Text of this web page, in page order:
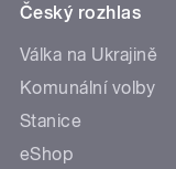
Český rozhlas
Válka na Ukrajině
Komunální volby
Stanice
eShop